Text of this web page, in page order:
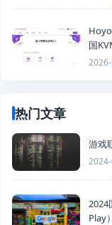
国
热门文章
游戏
2024
Play